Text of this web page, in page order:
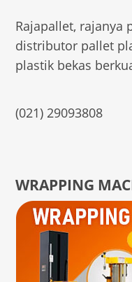
Rajapallet, rajanya
distributor pallet
plastik bekas
(021) 29093808
WRAPPING